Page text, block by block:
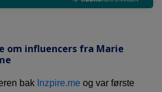
om influencers fra Marie
bak Inzpire.me og var første